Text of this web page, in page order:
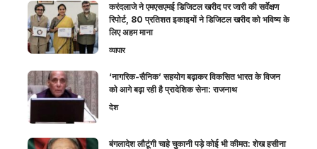
करंदलाजे ने एमएसएमई डिजिटल खरीद पर जारी की सर्वेक्षण
रिपोर्ट, 80 प्रतिशत इकाइयों ने डिजिटल खरीद को भविष्य के
लिए अहम माना
व्यापार
‘नागरिक-सैनिक’ सहयोग बढ़ाकर विकसित भारत के विजन
को आगे बढ़ा रही है प्रादेशिक सेना: राजनाथ
देश
बंगलादेश लौटूंगी चाहे चुकानी पड़े कोई भी कीमत: शेख हसीना